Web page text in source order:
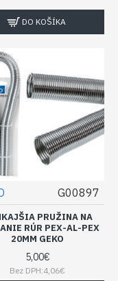
DO KOŠÍKA
G00897
PRUŽINA NA
RÚR PEX-AL-PEX
20MM GEKO
5,00€
Bez DPH:4,06€